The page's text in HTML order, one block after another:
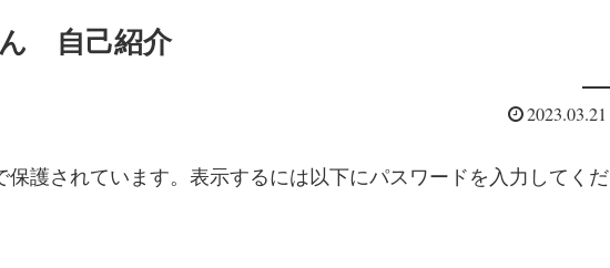
自己紹介
2023.03.21
保護されています。表示するには以下にパスワードを入力してくだ